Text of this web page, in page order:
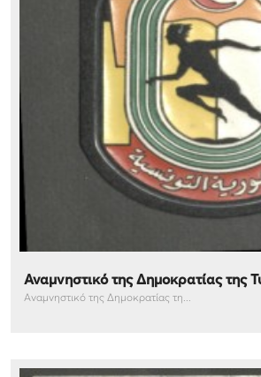
Αναμνηστικό της Δημοκρατίας της
Αναμνηστικό της Δημοκρατίας τη...